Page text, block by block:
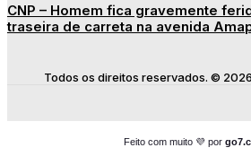
CNP – Homem fica gravemente
traseira de carreta na avenida
Todos os direitos reservados. ©
Feito com muito 💜 por